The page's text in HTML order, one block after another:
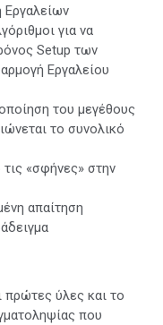
Εργαλείων
για να
Setup των
Εργαλείου
του μεγέθους
το συνολικό
«σφήνες» στην
απαίτηση
πρώτες ύλες και το
που